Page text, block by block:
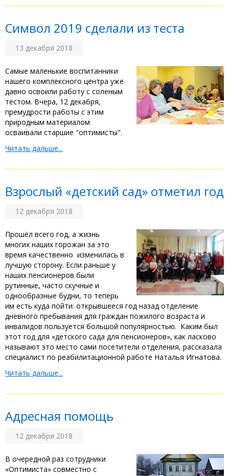
Символ 2019 сделали из теста
13 декабря 2018
Самые маленькие воспитанники
нашего комплексного центра уже
давно освоили работу с соленым
тестом. Вчера, 12 декабря,
премудрости работы с этим
природным материалом
осваивали старшие "оптимисты".
Читать дальше...
Взрослый «детский сад» отметил год
12 декабря 2018
Прошёл всего год, а жизнь
многих наших горожан за это
время качественно изменилась в
лучшую сторону. Если раньше у
наших пенсионеров были
рутинные, часто скучные и
однообразные будни, то теперь
им есть куда пойти: открывшееся год назад отделение
дневного пребывания для граждан пожилого возраста и
инвалидов пользуется большой популярностью. Каким был
этот год для «детского сада для пенсионеров», как ласково
называют это место сами посетители отделения, рассказала
специалист по реабилитационной работе Наталья Игнатова.
Читать дальше...
Адресная помощь
12 декабря 2018
В очередной раз сотрудники
«Оптимиста» совместно с